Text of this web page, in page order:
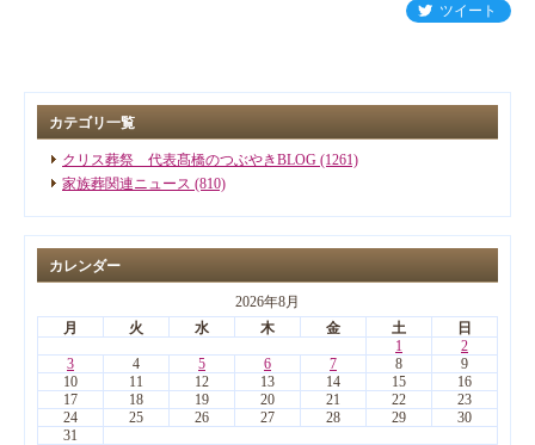
ツイート
カテゴリ一覧
クリス葬祭 代表髙橋のつぶやきBLOG (1261)
家族葬関連ニュース (810)
カレンダー
2026年8月
月
火 水 木 金 土
日
1
2
3
4 5 6 7 8
9
10
11 12 13 14 15
16
17
18 19 20 21 22
23
24
25 26 27 28 29
30
31